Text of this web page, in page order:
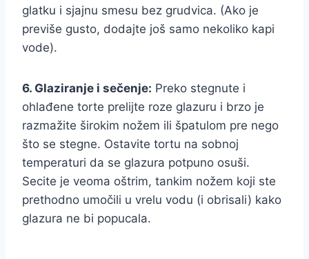
glatku i sjajnu smesu bez grudvica. (Ako je
previše gusto, dodajte još samo nekoliko kapi
vode).
6. Glaziranje i sečenje: Preko stegnute i
ohlađene torte prelijte roze glazuru i brzo je
razmažite širokim nožem ili špatulom pre nego
što se stegne. Ostavite tortu na sobnoj
temperaturi da se glazura potpuno osuši.
Secite je veoma oštrim, tankim nožem koji ste
prethodno umočili u vrelu vodu (i obrisali) kako
glazura ne bi popucala.